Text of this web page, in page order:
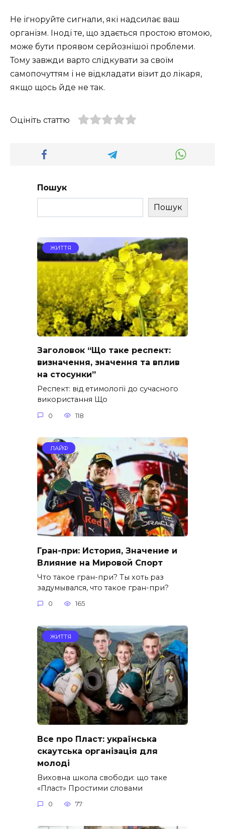
Не ігноруйте сигнали, які надсилає ваш
організм. Іноді те, що здається простою втомою,
може бути проявом серйознішої проблеми.
Тому завжди варто слідкувати за своїм
самопочуттям і не відкладати візит до лікаря,
якщо щось йде не так.
Оцініть статтю
Пошук
Пошук
ЖИТТЯ
Заголовок “Що таке респект:
визначення, значення та вплив
на стосунки”
Респект: від етимології до сучасного
використання Що
0 118
ЛАЙФ
Гран-при: История, Значение и
Влияние на Мировой Спорт
Что такое гран-при? Ты хоть раз
задумывался, что такое гран-при?
0 165
ЖИТТЯ
Все про Пласт: українська
скаутська організація для
молоді
Виховна школа свободи: що таке
«Пласт» Простими словами
0 77